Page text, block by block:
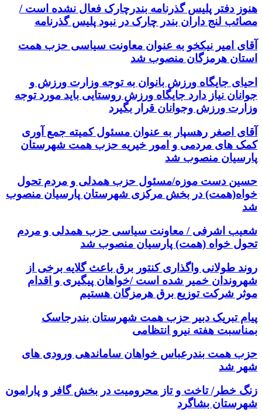
هنوز دفتر پلیس گذرنامه بندرچارک فعال نشده است /
مصائب لنج داران بندر چارک در نبود پلیس گذرنامه
آقای امیر نیکخو به عنوان معاونت سیاسی حزب همت
استان هرمزگان منصوب شد
احیای جایگاه ورزش بانوان به توجه وزارت ورزش و
جوانان نیاز دارد جایگاه ورزش روستایی باید مورد توجه
وزارت ورزش وجوانان قرار بگیرد
آقای اصغر رهسپار به عنوان مسئول کمیته جمع آوری
کمک های مردمی و امور خیریه حزب همت شهرستان
پارسیان منصوب شد
حسین دست موزه/مسئول حزب همدلی و مردم تحول
خواه(همت) در بخش مرکزی شهرستان پارسیان منصوب
شد
شعیب اشرفی / معاونت سیاسی حزب همدلی و مردم
تحول خواه (همت) پارسیان منصوب شد
روند طولانی واگذاری کنتور برق باعث گلایه برخی از
شهروندان خمیر شده است /خواهان پیگیری و اقدام
موثر شرکت توزیع برق هرمزگان هستیم
پیام تبریک دبیر حزب همت شهرستان بندرجاسک
بمناسبت هفته نیرو انتظامی
حزب همت بندرعباس خواهان ساماندهی ورودی های
شهر شد
زنگ خطر/ تاخت و تاز محرومیت در بخش گافر و پارامون
شهرستان بشاگرد